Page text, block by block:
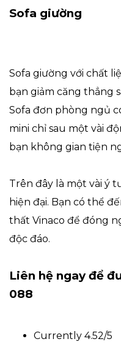
Sofa giường
Sofa giường với chất
bạn giảm căng thẳng
Sofa đơn phòng ngủ
mini chỉ sau một vài
bạn không gian tiện
Trên đây là một vài ý
hiện đại. Bạn có thể
thất Vinaco để đóng
độc đáo.
Liên hệ ngay để
088
Currently 4.52/5